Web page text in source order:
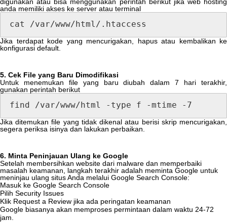
anda memiliki akses ke server atau terminal
cat /var/www/ html/ . htaccess
Jika terdapat kode yang mencurigakan hapus atau kembalikan ke
konfigurasi default
5. Cek File yang Baru Dimodifikasi
Untuk
menemukan file yang baru diubah dalam 7 hari terakhir,
gunakan perintah berikut
find /var/www/ html - type f -mtime - 7
Jika ditemukan file yang tidak dikenal atau berisi skrip mencurigakan
segera periksa isinya dan lakukan perbaikan
6. Minta Peninjauan Ulang ke Google
Setelah membersihkan website dari malware dan memperbaiki
masalah keamanan langkah terakhir adalah meminta Google untuk
meninjau ulang situsAnda melalui Google Search Console:
Masuk ke Google Search Console
Pilih Security Issues
Klik Request a Review jika ada peringatan keamanan
Google biasanya akan memproses permintaan dalam waktu 24-72
jam